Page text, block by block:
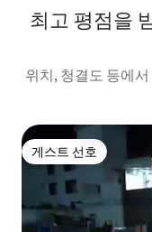
최고 평점을
위치, 청결도 등에
게스트 선호
게스트 선호